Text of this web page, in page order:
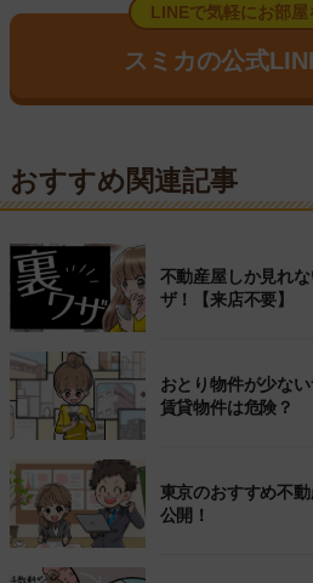
LINEで気軽にお部屋
スミカの公式
おすすめ関連記事
不動産屋しか見れ
ザ！【来店不要】
おとり物件が少な
賃貸物件は危険？
東京のおすすめ不
公開！